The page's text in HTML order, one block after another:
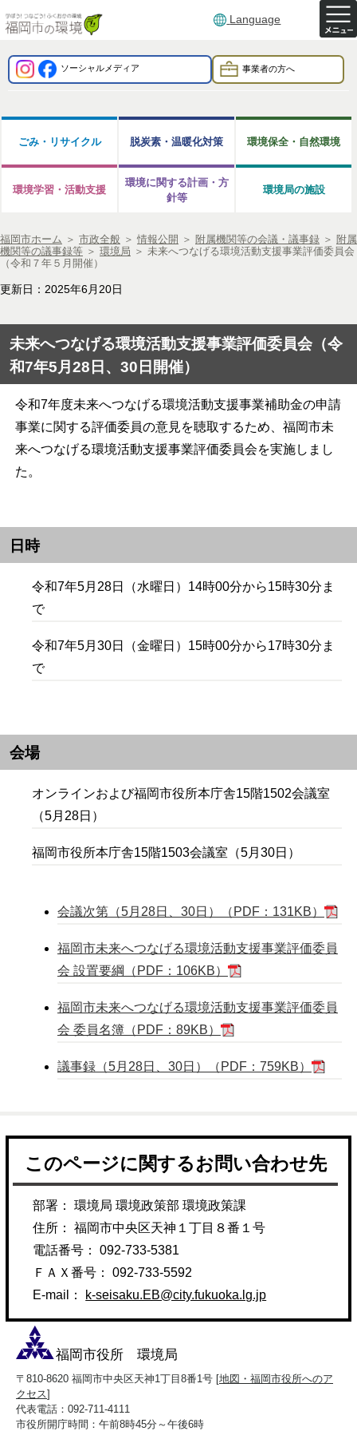
Language
ソーシャルメディア 事業者の方へ
ごみ・リサイクル 脱炭素・温暖化対策 環境保全・自然環境
環境学習・活動支援
環境に関する計画・方
針等
環境局の施設
福岡市ホーム ＞ 市政全般 ＞ 情報公開 ＞ 附属機関等の会議・議事録 ＞ 附属
機関等の議事録等 ＞ 環境局 ＞ 未来へつなげる環境活動支援事業評価委員会
（令和７年５月開催）
更新日：2025年6月20日
未来へつなげる環境活動支援事業評価委員会（令
和7年5月28日、30日開催）
令和7年度未来へつなげる環境活動支援事業補助金の申請
事業に関する評価委員の意見を聴取するため、福岡市未
来へつなげる環境活動支援事業評価委員会を実施しまし
た。
日時
令和7年5月28日（水曜日）14時00分から15時30分ま
で
令和7年5月30日（金曜日）15時00分から17時30分ま
で
会場
オンラインおよび福岡市役所本庁舎15階1502会議室
（5月28日）
福岡市役所本庁舎15階1503会議室（5月30日）
会議次第（5月28日、30日）（PDF：131KB）
福岡市未来へつなげる環境活動支援事業評価委員
会 設置要綱（PDF：106KB）
福岡市未来へつなげる環境活動支援事業評価委員
会 委員名簿（PDF：89KB）
議事録（5月28日、30日）（PDF：759KB）
このページに関するお問い合わせ先
部署： 環境局 環境政策部 環境政策課
住所： 福岡市中央区天神１丁目８番１号
電話番号： 092-733-5381
ＦＡＸ番号： 092-733-5592
E-mail：
k-seisaku.EB@city.fukuoka.lg.jp
福岡市役所 環境局
〒810-8620 福岡市中央区天神1丁目8番1号 [地図・福岡市役所へのア
クセス]
代表電話：092-711-4111
市役所開庁時間：午前8時45分～午後6時